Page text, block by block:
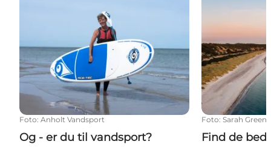
Foto: Anholt Vandsport
Og - er du til vandsport?
Foto: Sarah Green
Find de